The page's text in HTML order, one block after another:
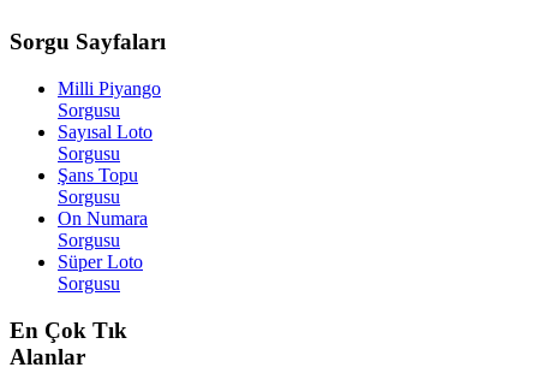
Sorgu Sayfaları
Milli Piyango
Sorgusu
Sayısal Loto
Sorgusu
Şans Topu
Sorgusu
On Numara
Sorgusu
Süper Loto
Sorgusu
En Çok Tık
Alanlar